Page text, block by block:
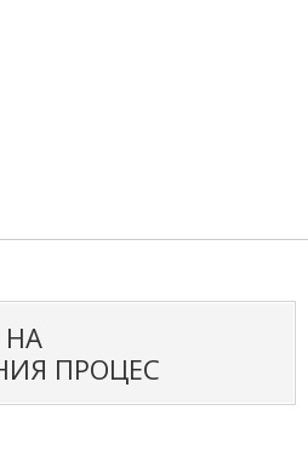
НА
ПРОЦЕС